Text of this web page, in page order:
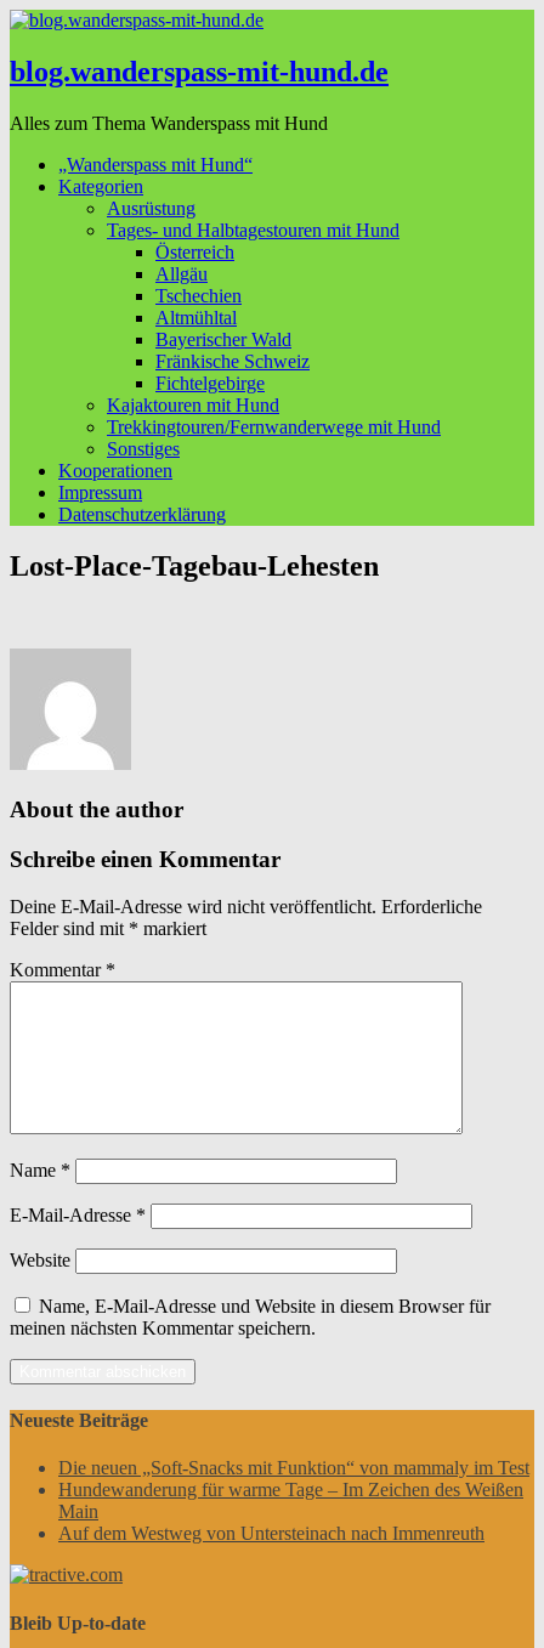
blog.wanderspass-mit-hund.de
Alles zum Thema Wanderspass mit Hund
„Wanderspass mit Hund“
Kategorien
Ausrüstung
Tages- und Halbtagestouren mit Hund
Österreich
Allgäu
Tschechien
Altmühltal
Bayerischer Wald
Fränkische Schweiz
Fichtelgebirge
Kajaktouren mit Hund
Trekkingtouren/Fernwanderwege mit Hund
Sonstiges
Kooperationen
Impressum
Datenschutzerklärung
Lost-Place-Tagebau-Lehesten
About the author
Schreibe einen Kommentar
Deine E-Mail-Adresse wird nicht veröffentlicht. Erforderliche
Felder sind mit * markiert
Kommentar *
Name *
E-Mail-Adresse *
Website
Name, E-Mail-Adresse und Website in diesem Browser für
meinen nächsten Kommentar speichern.
Neueste Beiträge
Die neuen „Soft-Snacks mit Funktion“ von mammaly im Test
Hundewanderung für warme Tage – Im Zeichen des Weißen
Main
Auf dem Westweg von Untersteinach nach Immenreuth
Bleib Up-to-date